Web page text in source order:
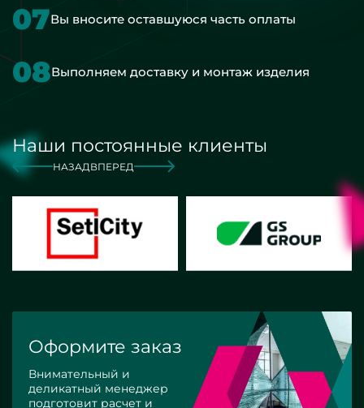
07Вы вносите оставшуюся часть оплаты
08Выполняем доставку и монтаж изделия
Наши постоянные клиенты
НАЗАД ВПЕРЕД
Оформите заказ
Внимательный и
деликатный менеджер
подготовит расчет и